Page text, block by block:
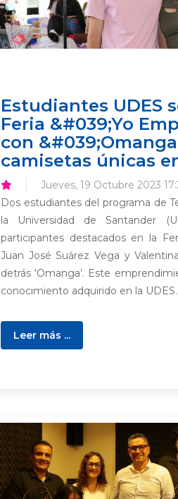
Estudiantes UDES
Feria &#039;Yo
con
camisetas únicas
Jueves, 19 Octubre 2023
Dos estudiantes del programa de
la Universidad de Santander
participantes destacados en la
Juan José Suárez Vega y
detrás 'Omanga’. Este
conocimiento adquirido en la UDES.
Leer más ...